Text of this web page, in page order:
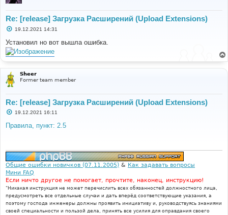
Re: [release] Загрузка Расширений (Upload Extensions)
С
о
б
щ
е
е
19.12.2021 14:31
Установил но вот вышла ошибка.
Sheer
Former team member
Re: [release] Загрузка Расширений (Upload Extensions)
С
о
б
и
е
19.12.2021 16:11
Правила, пункт: 2.5
Общие ошибки новичков (07.11.2005) & Как задавать вопросы
Мини FAQ
Если ничто другое не помогает, прочтите, наконец, инструкцию!
"Никакая инструкция не может перечислить всех обязанностей должностного лица,
предусмотреть все отдельные случаи и дать вперёд соответствующие указания, а
поэтому господа инженеры должны проявить инициативу и, руководствуясь знаниями
своей специальности и пользой дела, принять все усилия для оправдания своего